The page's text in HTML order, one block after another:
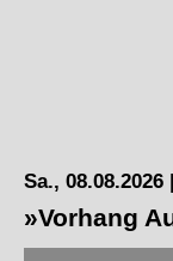
Sa., 08.08.2026
»Vorhang